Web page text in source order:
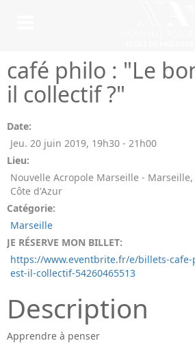
café philo : "Le
il collectif ?"
Date:
Jeu. 20 juin 2019, 19h30 - 21h00
Lieu:
Nouvelle Acropole Marseille - Marseille,
Côte d'Azur
Catégorie:
Marseille
JE RÉSERVE MON BILLET:
https://www.eventbrite.fr/e/billets-
est-il-collectif-54260465513
Description
Apprendre à penser